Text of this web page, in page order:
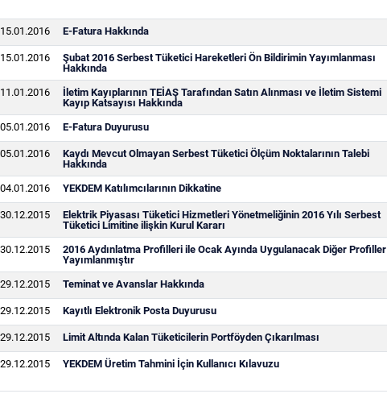
E-Fatura Hakkında
Şubat 2016 Serbest Tüketici Hareketleri Ön Bildirimin Yayımlanması
Hakkında
İletim Kayıplarının TEİAŞ Tarafından Satın Alınması ve İletim Sistemi
Kayıp Katsayısı Hakkında
E-Fatura Duyurusu
Kaydı Mevcut Olmayan Serbest Tüketici Ölçüm Noktalarının Talebi
Hakkında
YEKDEM Katılımcılarının Dikkatine
Elektrik Piyasası Tüketici Hizmetleri Yönetmeliğinin 2016 Yılı Serbest
Tüketici Limitine ilişkin Kurul Kararı
2016 Aydınlatma Profilleri ile Ocak Ayında Uygulanacak Diğer Profiller
Yayımlanmıştır
Teminat ve Avanslar Hakkında
Kayıtlı Elektronik Posta Duyurusu
Limit Altında Kalan Tüketicilerin Portföyden Çıkarılması
YEKDEM Üretim Tahmini İçin Kullanıcı Kılavuzu